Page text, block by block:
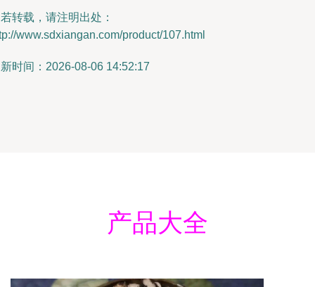
转载，请注明出处：
www.sdxiangan.com/product/107.html
时间：2026-08-06 14:52:17
产品大全